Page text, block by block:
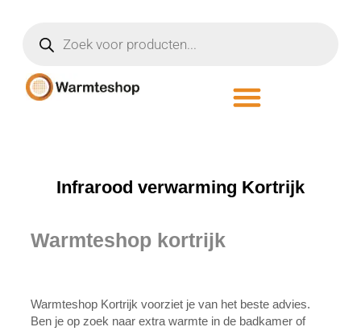
Infrarood verwarming Kortrijk
Warmteshop kortrijk
Warmteshop Kortrijk voorziet je van het beste advies.
Ben je op zoek naar extra warmte in de badkamer of